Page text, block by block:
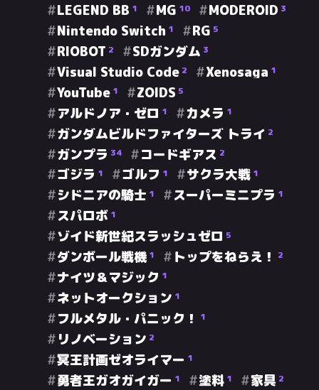
LEGEND BB 1 MG 10 MODEROID 3
Nintendo Switch 1 RG 5
RIOBOT 2 SDガンダム 3
Visual Studio Code 2 Xenosaga 1
YouTube 1 ZOIDS 5
アルドノア・ゼロ 1 カメラ 1
ガンダムビルドファイターズ トライ 2
ガンプラ 34 コードギアス 2
ゴジラ 1 ゴルフ 1 サクラ大戦 1
シドニアの騎士 1 スーパーミニプラ 1
スパロボ 1
ゾイド新世紀スラッシュゼロ 5
ダンボール戦機 1 トップをねらえ！ 2
ナイツ＆マジック 1
ネットオークション 1
フルメタル・パニック！ 1
リノベーション 2
冥王計画ゼオライマー 1
勇者王ガオガイガー 1 塗料 1 家具 2